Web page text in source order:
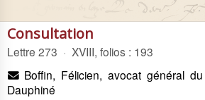
Consultation
Lettre 273 · XVIII, folios : 193
Boffin, Félicien, avocat général
Dauphiné